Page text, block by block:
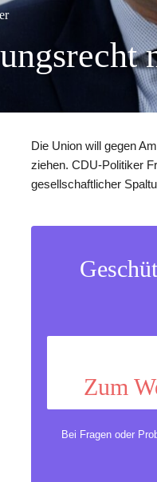
Die Union will gegen
ziehen. CDU-Politiker
gesellschaftlicher
Zum
Bei Fragen oder